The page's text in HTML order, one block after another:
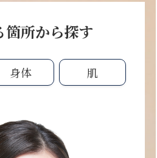
箇所から探す
身体 肌